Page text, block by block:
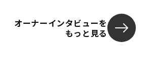
オーナーインタビューを
もっと見る